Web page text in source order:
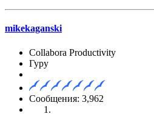
mikekaganski
Collabora Productivity
Гуру
Сообщения: 3,962